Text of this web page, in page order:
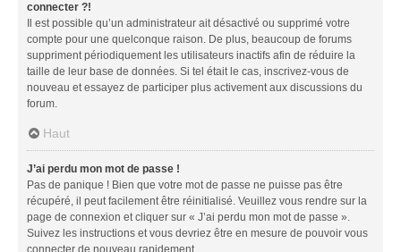
connecter ?!
Il est possible qu’un administrateur ait désactivé ou supprimé votre
compte pour une quelconque raison. De plus, beaucoup de forums
suppriment périodiquement les utilisateurs inactifs afin de réduire la
taille de leur base de données. Si tel était le cas, inscrivez-vous de
nouveau et essayez de participer plus activement aux discussions du
forum.
Haut
J’ai perdu mon mot de passe !
Pas de panique ! Bien que votre mot de passe ne puisse pas être
récupéré, il peut facilement être réinitialisé. Veuillez vous rendre sur la
page de connexion et cliquer sur « J’ai perdu mon mot de passe ».
Suivez les instructions et vous devriez être en mesure de pouvoir vous
connecter de nouveau rapidement.